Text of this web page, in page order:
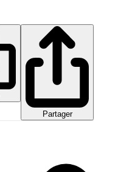
Partager